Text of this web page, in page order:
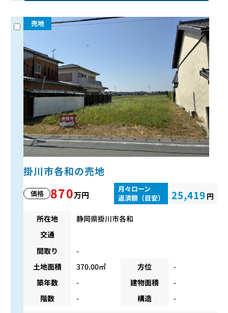
売地
掛川市各和の売地
価格 870万円
月々ローン
返済額（目安）
25,419 円
所在地
静岡県掛川市各和
交通
間取り
-
土地面積
370.00㎡ 方位
-
築年数
- 建物面積
-
階数
- 構造 -